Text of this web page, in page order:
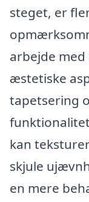
steget, er
arbejde
æstetiske
tapetsering
kan
skjule
en mere